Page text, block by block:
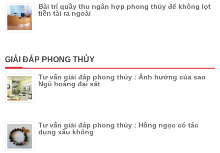
Bài trí quầy thu ngân hợp phong thủy để không lọt
tiền tài ra ngoài
GIẢI ĐÁP PHONG THỦY
Tư vấn giải đáp phong thủy : Ảnh hưởng của sao
Ngũ hoàng đại sát
Tư vấn giải đáp phong thủy : Hồng ngọc có tác
dụng xấu không